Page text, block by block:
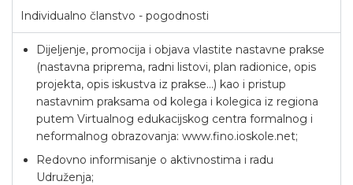
Individualno članstvo - pogodnosti
Dijeljenje, promocija i objava vlastite nastavne prakse
(nastavna priprema, radni listovi, plan radionice, opis
projekta, opis iskustva iz prakse…) kao i pristup
nastavnim praksama od kolega i kolegica iz regiona
putem Virtualnog edukacijskog centra formalnog i
neformalnog obrazovanja: www.fino.ioskole.net;
Redovno informisanje o aktivnostima i radu
Udruženja;